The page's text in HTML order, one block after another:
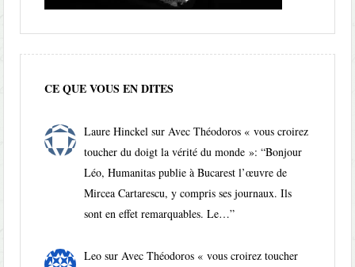
CE QUE VOUS EN DITES
Laure Hinckel surAvec Théodoros « vous croirez
toucher du doigt la vérité du monde »: “Bonjour
Léo, Humanitas publie à Bucarest l’œuvre de
Mircea Cartarescu, y compris ses journaux. Ils
sont en effet remarquables. Le…”
Leo sur Avec Théodoros « vous croirez toucher